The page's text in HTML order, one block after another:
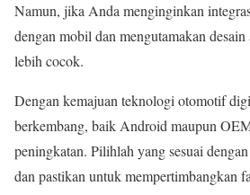
Namun, jika Anda menginginkan
dengan mobil dan mengutamakan
lebih cocok.
Dengan kemajuan teknologi otomotif
berkembang, baik Android maupun
peningkatan. Pilihlah yang sesuai
dan pastikan untuk mempertimbangkan